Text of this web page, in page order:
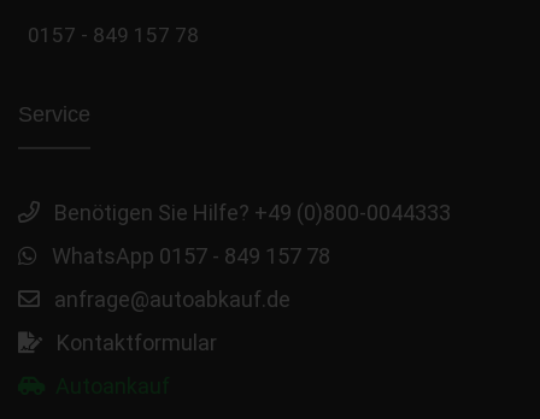
0157 - 849 157 78
Service
Benötigen Sie Hilfe? +49 (0)800-0044333
WhatsApp 0157 - 849 157 78
anfrage@autoabkauf.de
Kontaktformular